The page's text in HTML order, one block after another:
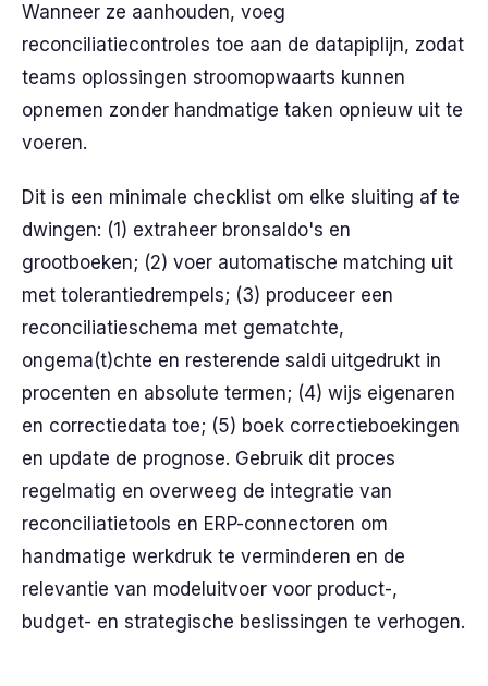
Wanneer ze aanhouden, voeg
reconciliatiecontroles toe aan de datapiplijn, zodat
teams oplossingen stroomopwaarts kunnen
opnemen zonder handmatige taken opnieuw uit te
voeren.
Dit is een minimale checklist om elke sluiting af te
dwingen: (1) extraheer bronsaldo's en
grootboeken; (2) voer automatische matching uit
met tolerantiedrempels; (3) produceer een
reconciliatieschema met gematchte,
ongema(t)chte en resterende saldi uitgedrukt in
procenten en absolute termen; (4) wijs eigenaren
en correctiedata toe; (5) boek correctieboekingen
en update de prognose. Gebruik dit proces
regelmatig en overweeg de integratie van
reconciliatietools en ERP-connectoren om
handmatige werkdruk te verminderen en de
relevantie van modeluitvoer voor product-,
budget- en strategische beslissingen te verhogen.